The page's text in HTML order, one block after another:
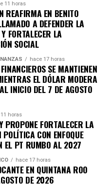
indicó que el
General de Protección Civil
Riesgos, fortaleciendo la
de respuesta ante
Atlas integra cartografía
manejo de desastres,
simulación en tiempo
para emergencias. En el
municipales,
y sociedad civil.
Noticias
11 horas
REAFIRMA EN BENITO
A DEFENDER LA
FORTALECER LA
SOCIAL
hace 17 horas
SE MANTIENEN
EL DÓLAR MODERA
INICIO DEL 7 DE AGOSTO
horas
PROPONE FORTALECER LA
CON ENFOQUE
EL PT RUMBO AL 2027
hace 17 horas
EN QUINTANA ROO
DE 2026